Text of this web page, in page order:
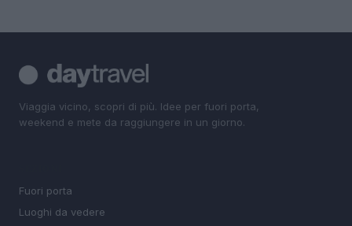
Viaggia vicino, scopri di più. Idee per fuori porta,
weekend e mete da raggiungere in un giorno.
Fuori porta
Luoghi da vedere